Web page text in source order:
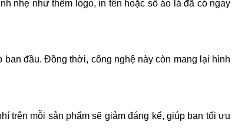
nhẹ như thêm logo, in tên hoặc số áo là đã có ngay
đầu. Đồng thời, công nghệ này còn mang lại hình
trên mỗi sản phẩm sẽ giảm đáng kể, giúp bạn tối ưu